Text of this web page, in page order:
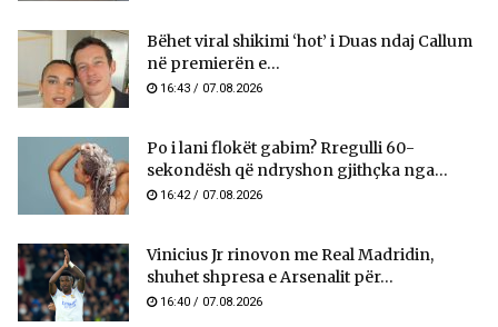
Bëhet viral shikimi ‘hot’ i Duas ndaj Callum
në premierën e...
16:43 / 07.08.2026
Po i lani flokët gabim? Rregulli 60-
sekondësh që ndryshon gjithçka nga...
16:42 / 07.08.2026
Vinicius Jr rinovon me Real Madridin,
shuhet shpresa e Arsenalit për...
16:40 / 07.08.2026